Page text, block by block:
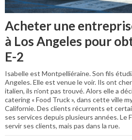
Acheter une
à Los Angeles pour
E-2
Isabelle est Montpelliéraine. Son fils
Angeles. Elle est venue le voir. Ils ont
italien, ils n’ont pas trouvé. Alors elle a
catering « Food Truck », dans cette ville
Californie. Des clients récurrents et
ses services depuis plusieurs années. Le
servir ses clients, mais pas dans la rue.